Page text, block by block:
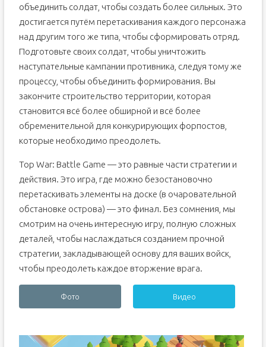
объединить солдат, чтобы создать более сильных. Это
достигается путём перетаскивания каждого персонажа
над другим того же типа, чтобы сформировать отряд.
Подготовьте своих солдат, чтобы уничтожить
наступательные кампании противника, следуя тому же
процессу, чтобы объединить формирования. Вы
закончите строительство территории, которая
становится всё более обширной и всё более
обременительной для конкурирующих форпостов,
которые необходимо преодолеть.
Top War: Battle Game — это равные части стратегии и
действия. Это игра, где можно безостановочно
перетаскивать элементы на доске (в очаровательной
обстановке острова) — это финал. Без сомнения, мы
смотрим на очень интересную игру, полную сложных
деталей, чтобы наслаждаться созданием прочной
стратегии, закладывающей основу для ваших войск,
чтобы преодолеть каждое вторжение врага.
Фото Видео